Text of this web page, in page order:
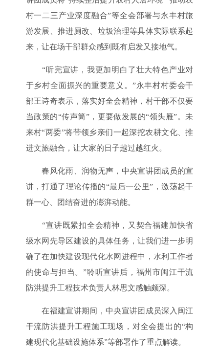
村一二三产业深度融合”等全会部署与永丰村旅
游发展、推进厕改、垃圾治理等具体实际联系起
来，让在场干部群众感到既有启发又接地气。
“听完宣讲，我更加明白了壮大特色产业对
于乡村全面振兴的重要意义。”永丰村村委会干
部王诗奇表示，落实好全会精神，村干部不仅要
当政策的“传声筒”，更要做发展的“领头雁”。未
来村“两委”将带领乡亲们一起深挖农耕文化、推
进文旅融合，让大家的日子越过越红火。
春风化雨、润物无声，中央宣讲团成员的宣
讲，打通了理论传播的“最后一公里”，激荡起干
群一心、团结奋进的澎湃动能。
“宣讲既紧扣全会精神，又契合福建加快省
级水网先导区建设的具体任务，让我们进一步明
确了在加快建设现代化水网进程中，水利工作者
的使命与担当。”聆听宣讲后，福州市闽江干流
防洪提升工程技术负责人林思文感触颇深。
在福建宣讲期间，中央宣讲团成员深入闽江
干流防洪提升工程施工现场，对全会提出的“构
建现代化基础设施体系”等部署作了重点解读。